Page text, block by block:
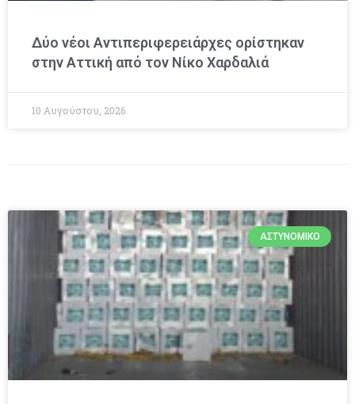
Δύο νέοι Αντιπεριφερειάρχες ορίστηκαν
στην Αττική από τον Νίκο Χαρδαλιά
10 Αυγούστου, 2026
ΑΣΤΥΝΟΜΙΚΌ